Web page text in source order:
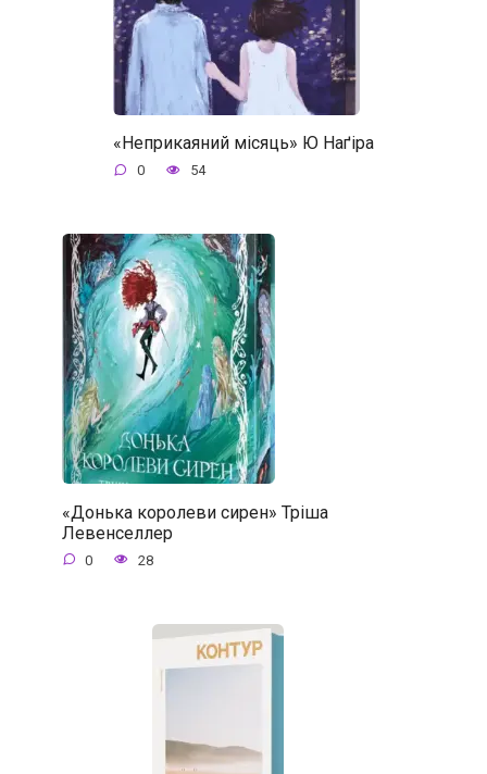
«Неприкаяний місяць» Ю Наґіра
0 54
«Донька королеви сирен» Тріша
Левенселлер
0 28